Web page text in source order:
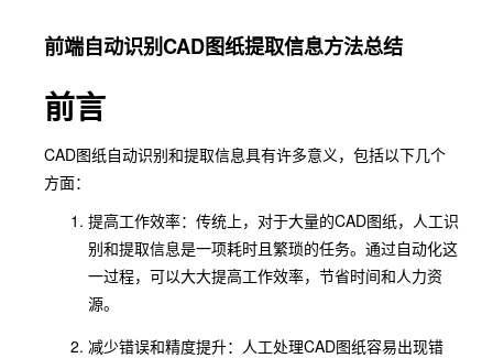
前端自动识别CAD图纸提取信息方法总结
前言
CAD图纸自动识别和提取信息具有许多意义，包括以下几个
方面：
提高工作效率：传统上，对于大量的CAD图纸，人工识
别和提取信息是一项耗时且繁琐的任务。通过自动化这
一过程，可以大大提高工作效率，节省时间和人力资
源。
减少错误和精度提升：人工处理CAD图纸容易出现错